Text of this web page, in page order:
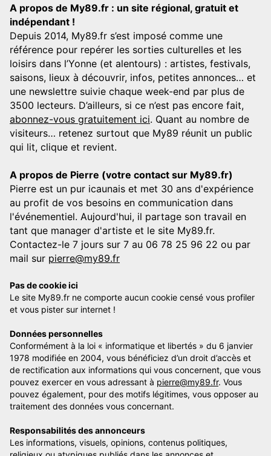
A propos de My89.fr : un site régional, gratuit et
indépendant !
Depuis 2014, My89.fr s’est imposé comme une
référence pour repérer les sorties culturelles et les
loisirs dans l’Yonne (et alentours) : artistes, festivals,
saisons, lieux à découvrir, infos, petites annonces… et
une newslettre suivie chaque week-end par plus de
3500 lecteurs. D’ailleurs, si ce n’est pas encore fait,
abonnez-vous gratuitement ici. Quant au nombre de
visiteurs… retenez surtout que My89 réunit un public
qui lit, clique et revient.
A propos de Pierre (votre contact sur My89.fr)
Pierre est un pur icaunais et met 30 ans d'expérience
au profit de vos besoins en communication dans
l'événementiel. Aujourd'hui, il partage son travail en
tant que manager d'artiste et le site My89.fr.
Contactez-le 7 jours sur 7 au 06 78 25 96 22 ou par
mail sur pierre@my89.fr
Pas de cookie ici
Le site My89.fr ne comporte aucun cookie censé vous profiler
et vous pister sur internet !
Données personnelles
Conformément à la loi « informatique et libertés » du 6 janvier
1978 modifiée en 2004, vous bénéficiez d’un droit d’accès et
de rectification aux informations qui vous concernent, que vous
pouvez exercer en vous adressant à pierre@my89.fr. Vous
pouvez également, pour des motifs légitimes, vous opposer au
traitement des données vous concernant.
Responsabilités des annonceurs
Les informations, visuels, opinions, contenus politiques,